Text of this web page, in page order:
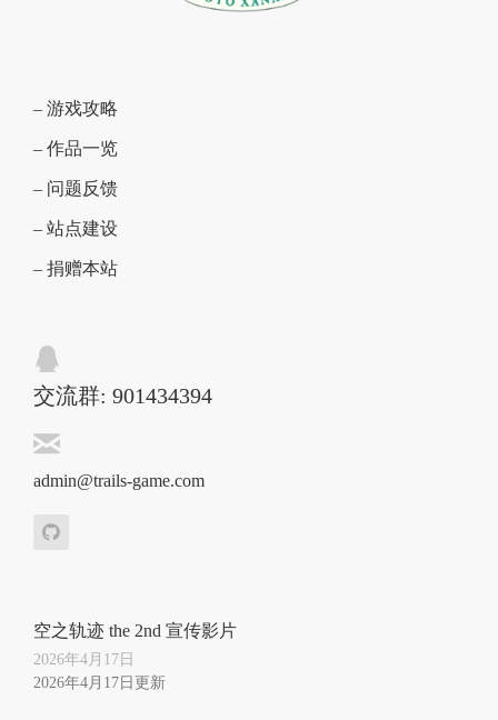
– 游戏攻略
– 作品一览
– 问题反馈
– 站点建设
– 捐赠本站
交流群: 901434394
admin@trails-game.com
空之轨迹 the 2nd 宣传影片
2026年4月17日
2026年4月17日更新